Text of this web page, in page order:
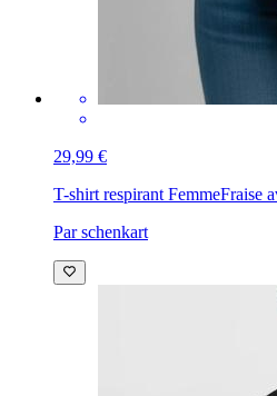
29,99 €
T-shirt respirant FemmeFraise
Par schenkart